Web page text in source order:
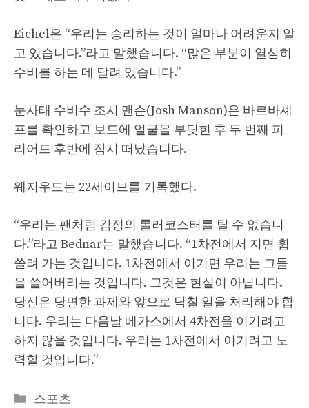
Eichel은 “우리는 승리하는 것이 얼마나 어려운지 알
고 있습니다.”라고 말했습니다. “많은 부분이 열심히
수비를 하는 데 달려 있습니다.”
눈사태 수비수 조시 맨슨(Josh Manson)은 바르바셰
프를 확인하고 보드에 얼굴을 부딪힌 후 두 번째 피
리어드 후반에 잠시 떠났습니다.
웨지우드는 22세이브를 기록했다.
“우리는 팬처럼 감정의 롤러코스터를 탈 수 없습니
다.”라고 Bednar는 말했습니다. “1차전에서 지면 휩
쓸려 가는 것입니다. 1차전에서 이기면 우리는 그들
을 쓸어버리는 것입니다. 그것은 현실이 아닙니다.
당신은 당면한 과제와 앞으로 닥칠 일을 처리해야 합
니다. 우리는 다음날 베가스에서 4차전을 이기려고
하지 않을 것입니다. 우리는 1차전에서 이기려고 노
력할 것입니다.”
Categories
스포츠